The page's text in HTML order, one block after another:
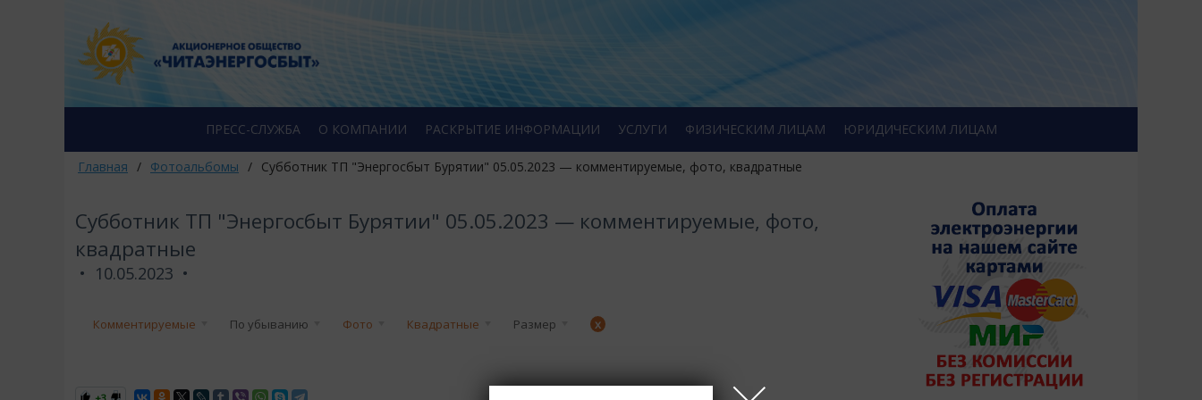
ПРЕСС-СЛУЖБА О КОМПАНИИ РАСКРЫТИЕ ИНФОРМАЦИИ УСЛУГИ ФИЗИЧЕСКИМ ЛИЦАМ ЮРИДИЧЕСКИМ ЛИЦАМ
Главная / Фотоальбомы / Субботник ТП "Энергосбыт Бурятии" 05.05.2023 — комментируемые, фото, квадратные
Субботник ТП "Энергосбыт Бурятии" 05.05.2023 — комментируемые, фото,
квадратные
10.05.2023
Комментируемые По убыванию Фото Квадратные Размер x